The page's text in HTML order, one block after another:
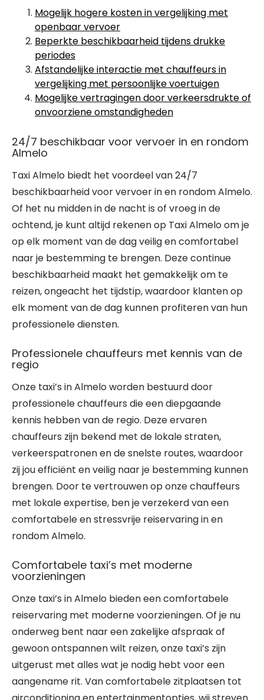
Mogelijk hogere kosten in vergelijking met
openbaar vervoer
Beperkte beschikbaarheid tijdens drukke
periodes
Afstandelijke interactie met chauffeurs in
vergelijking met persoonlijke voertuigen
Mogelijke vertragingen door verkeersdrukte of
onvoorziene omstandigheden
24/7 beschikbaar voor vervoer in en rondom
Almelo
Taxi Almelo biedt het voordeel van 24/7
beschikbaarheid voor vervoer in en rondom Almelo.
Of het nu midden in de nacht is of vroeg in de
ochtend, je kunt altijd rekenen op Taxi Almelo om je
op elk moment van de dag veilig en comfortabel
naar je bestemming te brengen. Deze continue
beschikbaarheid maakt het gemakkelijk om te
reizen, ongeacht het tijdstip, waardoor klanten op
elk moment van de dag kunnen profiteren van hun
professionele diensten.
Professionele chauffeurs met kennis van de
regio
Onze taxi’s in Almelo worden bestuurd door
professionele chauffeurs die een diepgaande
kennis hebben van de regio. Deze ervaren
chauffeurs zijn bekend met de lokale straten,
verkeerspatronen en de snelste routes, waardoor
zij jou efficiënt en veilig naar je bestemming kunnen
brengen. Door te vertrouwen op onze chauffeurs
met lokale expertise, ben je verzekerd van een
comfortabele en stressvrije reiservaring in en
rondom Almelo.
Comfortabele taxi’s met moderne
voorzieningen
Onze taxi’s in Almelo bieden een comfortabele
reiservaring met moderne voorzieningen. Of je nu
onderweg bent naar een zakelijke afspraak of
gewoon ontspannen wilt reizen, onze taxi’s zijn
uitgerust met alles wat je nodig hebt voor een
aangename rit. Van comfortabele zitplaatsen tot